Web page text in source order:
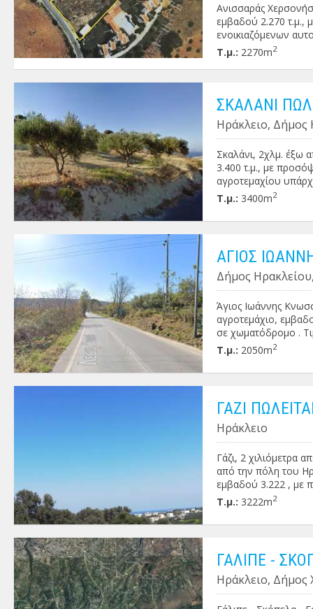
Ανισσαράς
εμβαδού 2.270 τ.μ.,
ενοικιαζόμενων
οικοδομικών
Τ.μ.: 2270m2
ΣΚΑΛΑΝΙ
Ηράκλειο, Δήμος
Σκαλάνι, 2χλμ. έξω
3.400 τ.μ., με
αγροτεμαχίου
Τ.μ.: 3400m2
ΑΓΙΟΣ
Δήμος
Άγιος Ιωάννης
αγροτεμάχιο,
σε χωματόδρομο .
Τ.μ.: 2050m2
ΓΑΖΙ
Ηράκλειο
Γάζι, 2 χιλιόμετρα
από την πόλη του
εμβαδού 3.222 , με
θάλασσα. Τιμή
Τ.μ.: 3222m2
ΓΑΛΙΠΕ -
Ηράκλειο, Δήμος